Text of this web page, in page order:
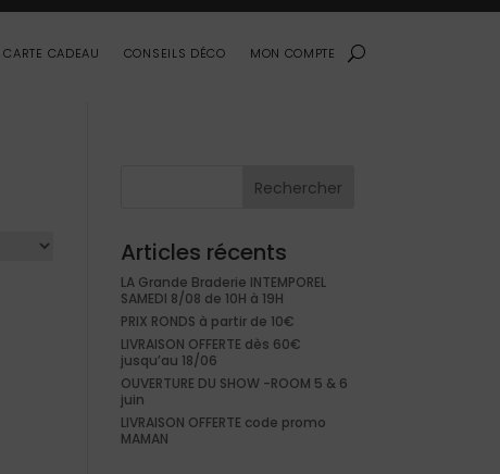
CARTE CADEAU CONSEILS DÉCO MON COMPTE
Rechercher
Articles récents
LA Grande Braderie INTEMPOREL
SAMEDI 8/08 de 10H à 19H
PRIX RONDS à partir de 10€
LIVRAISON OFFERTE dès 60€
jusqu’au 18/06
OUVERTURE DU SHOW -ROOM 5 & 6
juin
LIVRAISON OFFERTE code promo
MAMAN